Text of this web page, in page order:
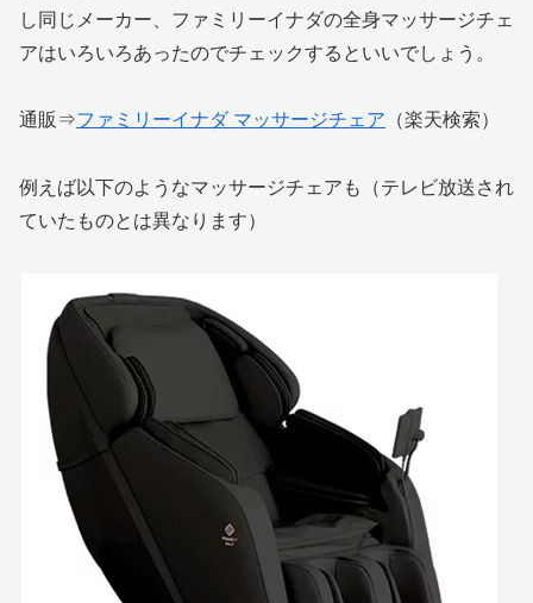
し同じメーカー、ファミリーイナダの全身マッサージチェ
アはいろいろあったのでチェックするといいでしょう。
通販⇒ファミリーイナダ マッサージチェア （楽天検索）
例えば以下のようなマッサージチェアも（テレビ放送され
ていたものとは異なります）